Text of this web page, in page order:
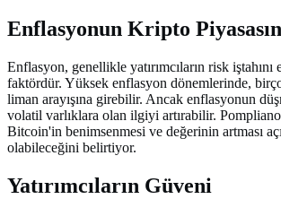
Enflasyonun Kripto
Enflasyon, genellikle yatırımcıların risk
faktördür. Yüksek enflasyon dönemlerinde,
liman arayışına girebilir. Ancak enflasyonun
volatil varlıklara olan ilgiyi artırabilir.
Bitcoin'in benimsenmesi ve değerinin artması
olabileceğini belirtiyor.
Yatırımcıların Güveni